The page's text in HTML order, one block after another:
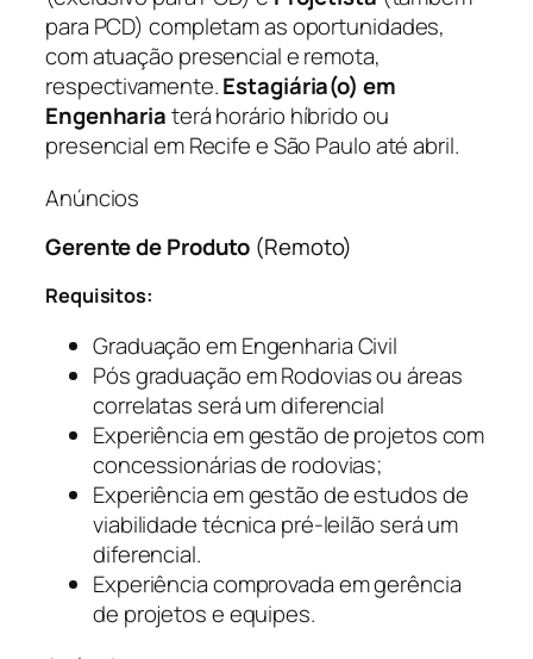
para PCD) completam as oportunidades,
com atuação presencial e remota,
respectivamente.Estagiária(o) em
Engenhariaterá horário híbrido ou
presencial em Recife e São Paulo até abril.
Anúncios
Gerente de Produto (Remoto)
Requisitos:
Graduação em Engenharia Civil
Pós graduação em Rodovias ou áreas
correlatas será um diferencial
Experiência em gestão de projetos com
concessionárias de rodovias;
Experiência em gestão de estudos de
viabilidade técnica pré-leilão será um
diferencial.
Experiência comprovada em gerência
de projetos e equipes.